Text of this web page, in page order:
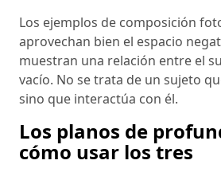
Los ejemplos de composición
aprovechan bien el espacio
muestran una relación entre el
vacío. No se trata de un sujeto
sino que interactúa con él.
Los planos de
cómo usar los tres